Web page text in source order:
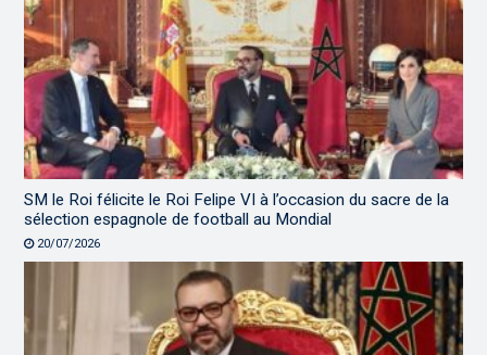
SM le Roi félicite le Roi Felipe VI à l’occasion du sacre de la
sélection espagnole de football au Mondial
20/07/2026